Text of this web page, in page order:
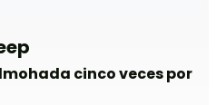
cinco veces por